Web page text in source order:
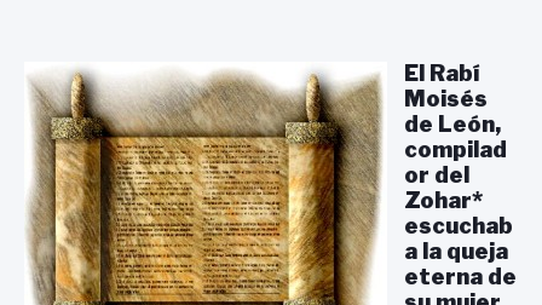
El Rabí
Moisés
de León,
compilad
or del
Zohar*
escuchab
a la queja
eterna de